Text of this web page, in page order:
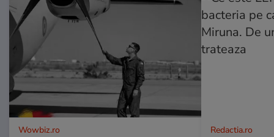
Wowbiz.ro Redactia.ro